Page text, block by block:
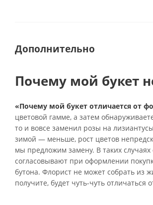
Дополнительно
Почему мой букет
«Почему мой букет отличается от
цветовой гамме, а затем
то и вовсе заменил розы на
зимой — меньше, рост цветов
мы предложим замену. В таких
согласовывают при оформлении
бутона. Флорист не может собрать из
получите, будет чуть-чуть